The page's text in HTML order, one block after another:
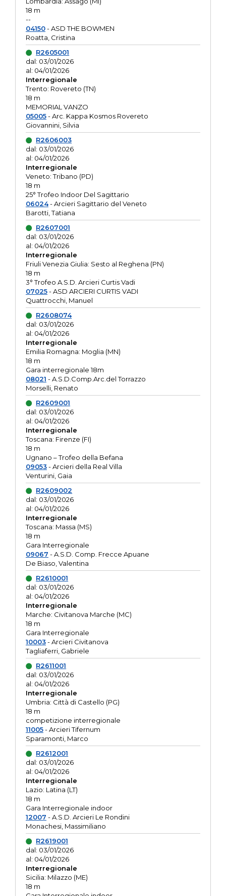
18 m
--
04150- ASD THE BOWMEN
Roatta, Cristina
R2605001
dal: 03/01/2026
al: 04/01/2026
Interregionale
Trento: Rovereto (TN)
18 m
MEMORIAL VANZO
05005- Arc. Kappa Kosmos Rovereto
Giovannini, Silvia
R2606003
dal: 03/01/2026
al: 04/01/2026
Interregionale
Veneto: Tribano (PD)
18 m
25° Trofeo Indoor Del Sagittario
06024- Arcieri Sagittario del Veneto
Barotti, Tatiana
R2607001
dal: 03/01/2026
al: 04/01/2026
Interregionale
Friuli Venezia Giulia: Sesto al Reghena (PN)
18 m
3° Trofeo A.S.D. Arcieri Curtis Vadi
07025- ASD ARCIERI CURTIS VADI
Quattrocchi, Manuel
R2608074
dal: 03/01/2026
al: 04/01/2026
Interregionale
Emilia Romagna: Moglia (MN)
18 m
Gara interregionale 18m
08021 - A.S.D.Comp.Arc.del Torrazzo
Morselli, Renato
R2609001
dal: 03/01/2026
al: 04/01/2026
Interregionale
Toscana: Firenze (FI)
18 m
Ugnano – Trofeo della Befana
09053- Arcieri della Real Villa
Venturini, Gaia
R2609002
dal: 03/01/2026
al: 04/01/2026
Interregionale
Toscana: Massa (MS)
18 m
Gara Interregionale
09067 - A.S.D. Comp. Frecce Apuane
De Biaso, Valentina
R2610001
dal: 03/01/2026
al: 04/01/2026
Interregionale
Marche: Civitanova Marche (MC)
18 m
Gara Interregionale
10003- Arcieri Civitanova
Tagliaferri, Gabriele
R2611001
dal: 03/01/2026
al: 04/01/2026
Interregionale
Umbria: Città di Castello (PG)
18 m
competizione interregionale
11005- Arcieri Tifernum
Sparamonti, Marco
R2612001
dal: 03/01/2026
al: 04/01/2026
Interregionale
Lazio: Latina (LT)
18 m
Gara Interregionale indoor
12007 - A.S.D. Arcieri Le Rondini
Monachesi, Massimiliano
R2619001
dal: 03/01/2026
al: 04/01/2026
Interregionale
Sicilia: Milazzo (ME)
18 m